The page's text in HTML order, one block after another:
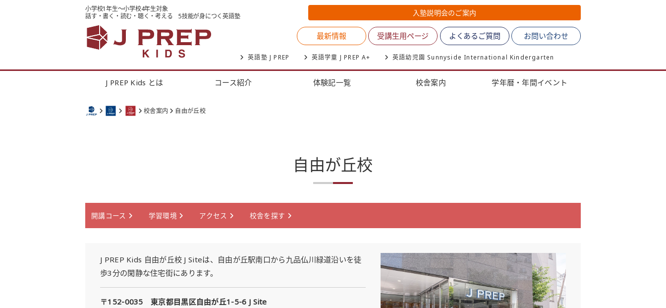
小学校1年生～小学校4年生対象
話す・書く・読む・聴く・考える5技能が身につく英語塾
英語塾 J PREP 英語学童 J PREP A+ 英語幼児園 Sunnyside International Kindergarten
入塾説明会のご案内
最新情報 受講生用ページ よくあるご質問 お問い合わせ
J PREP Kids とは コース紹介 体験記一覧 校舎案内 学年暦・年間イベント
校舎案内 自由が丘校
自由が丘校
開講コース 学習環境 アクセス 校舎を探す
J PREP Kids 自由が丘校 J Siteは、自由が丘駅南口から九品仏川緑道沿いを徒
歩3分の閑静な住宅街にあります。
〒152-0035 東京都目黒区自由が丘1-5-6 J Site